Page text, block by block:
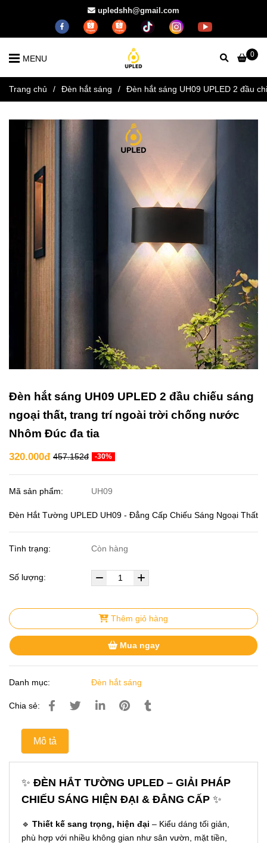
upledshh@gmail.com
0
MENU
Trang chủ / Đèn hắt sáng / Đèn hắt sáng UH09 UPLED 2 đầu
Đèn hắt sáng UH09 UPLED 2 đầu chiếu sáng
ngoại thất, trang trí ngoài trời chống nước
Nhôm Đúc đa tia
320.000đ 457.152đ -30%
Mã sản phẩm: UH09
Đèn Hắt Tường UPLED UH09 - Đẳng Cấp Chiếu Sáng Ngoại Thất
Tình trạng: Còn hàng
Số lượng:
Thêm giỏ hàng
Mua ngay
Danh mục: Đèn hắt sáng
Chia sẻ:
Mô tả
✨ ĐÈN HẮT TƯỜNG UPLED – GIẢI PHÁP
CHIẾU SÁNG HIỆN ĐẠI & ĐẲNG CẤP ✨
🔹 Thiết kế sang trọng, hiện đại – Kiểu dáng tối giản,
phù hợp với nhiều không gian như sân vườn, mặt tiền,